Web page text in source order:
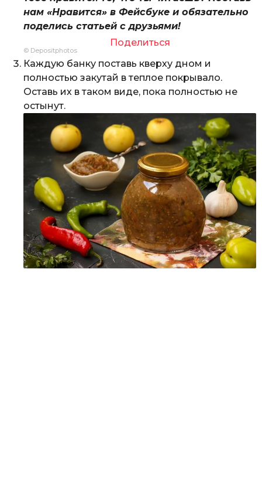
нам «Нравится» в Фейсбуке и обязательно
поделись статьей с друзьями!
Поделиться
© Depositphotos
Каждую банку поставь кверху дном и
полностью закутай в теплое покрывало.
Оставь их в таком виде, пока полностью не
остынут.